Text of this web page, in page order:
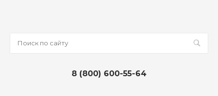
8 (800) 600-55-64